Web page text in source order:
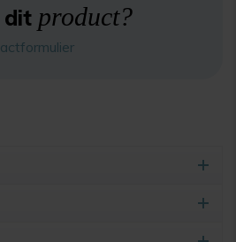
dit product?